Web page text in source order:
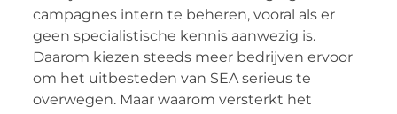
campagnes intern te beheren, vooral als er
geen specialistische kennis aanwezig is.
Daarom kiezen steeds meer bedrijven ervoor
om het uitbesteden van SEA serieus te
overwegen. Maar waarom versterkt het